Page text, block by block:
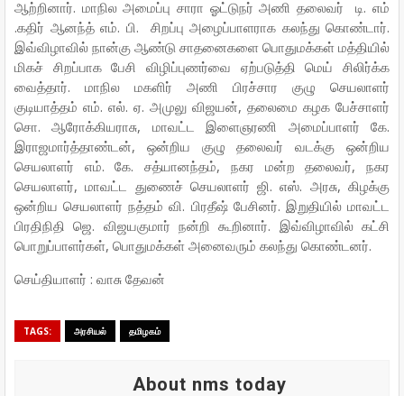
ஆற்றினார். மாநில அமைப்பு சாரா ஓட்டுநர் அணி தலைவர் டி. எம்
.கதிர் ஆனந்த் எம். பி. சிறப்பு அழைப்பாளராக கலந்து கொண்டார்.
இவ்விழாவில் நான்கு ஆண்டு சாதனைகளை பொதுமக்கள் மத்தியில்
மிகச் சிறப்பாக பேசி விழிப்புணர்வை ஏற்படுத்தி மெய் சிலிர்க்க
வைத்தார். மாநில மகளிர் அணி பிரச்சார குழு செயலாளர்
குடியாத்தம் எம். எல். ஏ. அமுலு விஜயன், தலைமை கழக பேச்சாளர்
சொ. ஆரோக்கியராசு, மாவட்ட இளைஞரணி அமைப்பாளர் கே.
இராஜமார்த்தாண்டன், ஒன்றிய குழு தலைவர் வடக்கு ஒன்றிய
செயலாளர் எம். கே. சத்யானந்தம், நகர மன்ற தலைவர், நகர
செயலாளர், மாவட்ட துணைச் செயலாளர் ஜி. எஸ். அரசு, கிழக்கு
ஒன்றிய செயலாளர் நத்தம் வி. பிரதீஷ் பேசினர். இறுதியில் மாவட்ட
பிரதிநிதி ஜெ. விஜயகுமார் நன்றி கூறினார். இவ்விழாவில் கட்சி
பொறுப்பாளர்கள், பொதுமக்கள் அனைவரும் கலந்து கொண்டனர்.
செய்தியாளர் : வாசு தேவன்
TAGS: அரசியல் தமிழகம்
About nms today